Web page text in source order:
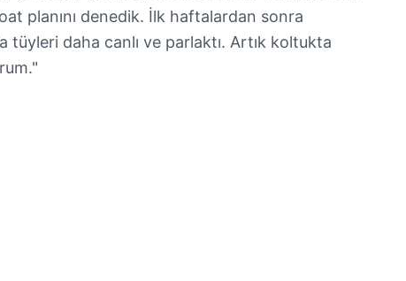
planını denedik. İlk haftalardan sonra
tüyleri daha canlı ve parlaktı. Artık koltukta
"